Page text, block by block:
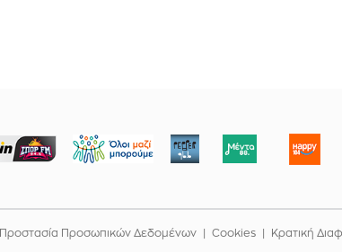
Προστασία Προσωπικών Δεδομένων Cookies Κρατική